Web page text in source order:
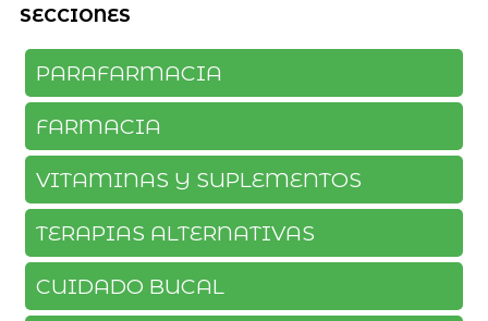
SECCIONES
PARAFARMACIA
FARMACIA
VITAMINAS Y SUPLEMENTOS
TERAPIAS ALTERNATIVAS
CUIDADO BUCAL